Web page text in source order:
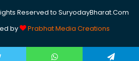
Reserved to SuryodayBharat.Com
by
Prabhat Media Creations